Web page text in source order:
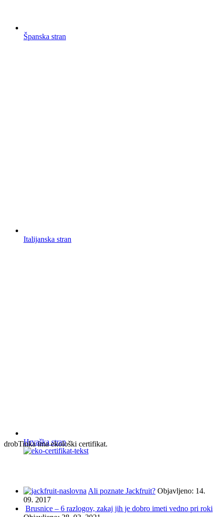
Španska stran
Italijanska stran
Hrvaška stran
drobTinka ima ekološki certifikat.
Ali poznate Jackfruit? Objavljeno: 14.
09. 2017
Brusnice – 6 razlogov, zakaj jih je dobro imeti vedno pri roki